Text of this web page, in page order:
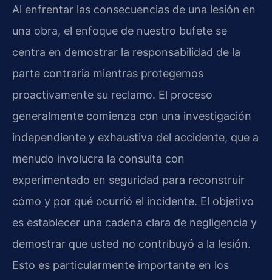
Al enfrentar las consecuencias de una lesión en
una obra, el enfoque de nuestro bufete se
centra en demostrar la responsabilidad de la
parte contraria mientras protegemos
proactivamente su reclamo. El proceso
generalmente comienza con una investigación
independiente y exhaustiva del accidente, que a
menudo involucra la consulta con
experimentado en seguridad para reconstruir
cómo y por qué ocurrió el incidente. El objetivo
es establecer una cadena clara de negligencia y
demostrar que usted no contribuyó a la lesión.
Esto es particularmente importante en los